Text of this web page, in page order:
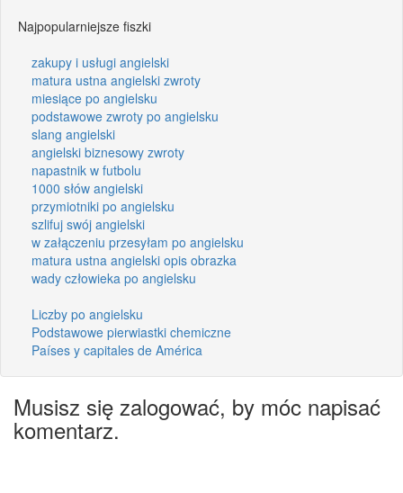
Najpopularniejsze fiszki
zakupy i usługi angielski
matura ustna angielski zwroty
miesiące po angielsku
podstawowe zwroty po angielsku
slang angielski
angielski biznesowy zwroty
napastnik w futbolu
1000 słów angielski
przymiotniki po angielsku
szlifuj swój angielski
w załączeniu przesyłam po angielsku
matura ustna angielski opis obrazka
wady człowieka po angielsku
Liczby po angielsku
Podstawowe pierwiastki chemiczne
Países y capitales de América
Musisz się zalogować, by móc napisać
komentarz.